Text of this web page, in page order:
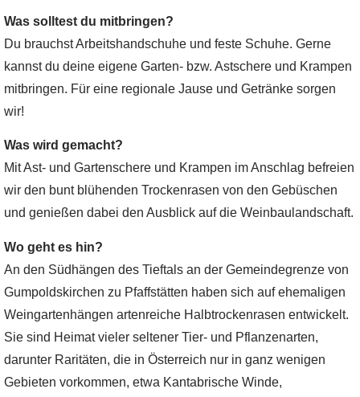
Was solltest du mitbringen?
Du brauchst Arbeitshandschuhe und feste Schuhe. Gerne
kannst du deine eigene Garten- bzw. Astschere und Krampen
mitbringen. Für eine regionale Jause und Getränke sorgen
wir!
Was wird gemacht?
Mit Ast- und Gartenschere und Krampen im Anschlag befreien
wir den bunt blühenden Trockenrasen von den Gebüschen
und genießen dabei den Ausblick auf die Weinbaulandschaft.
Wo geht es hin?
An den Südhängen des Tieftals an der Gemeindegrenze von
Gumpoldskirchen zu Pfaffstätten haben sich auf ehemaligen
Weingartenhängen artenreiche Halbtrockenrasen entwickelt.
Sie sind Heimat vieler seltener Tier- und Pflanzenarten,
darunter Raritäten, die in Österreich nur in ganz wenigen
Gebieten vorkommen, etwa Kantabrische Winde,